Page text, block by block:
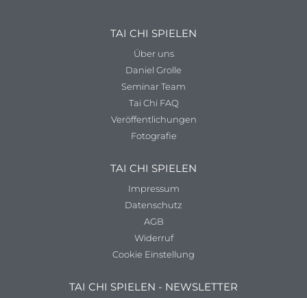
TAI CHI SPIELEN
Über uns
Daniel Grolle
Seminar Team
Tai Chi FAQ
Veröffentlichungen
Fotografie
TAI CHI SPIELEN
Impressum
Datenschutz
AGB
Widerruf
Cookie Einstellung
TAI CHI SPIELEN - NEWSLETTER